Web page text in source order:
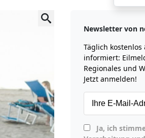
Newsletter von
Täglich
informiert:
Regionales und
Jetzt anmelden!